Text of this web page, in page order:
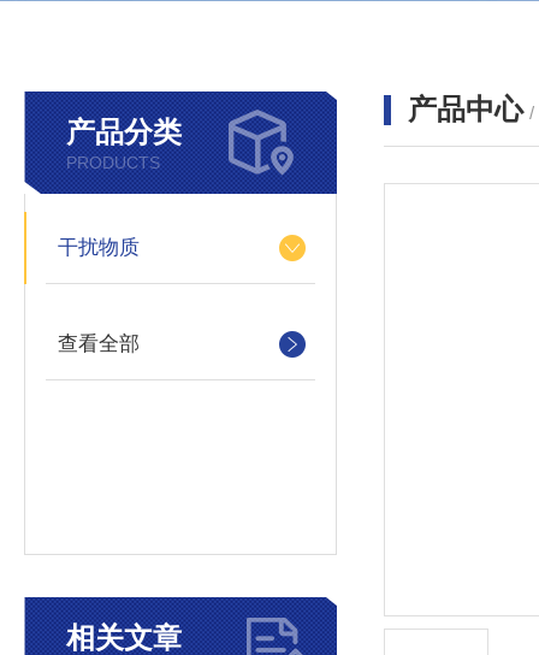
产品分类
PRODUCTS
干扰物质
查看全部
相关文章
产品中心 /